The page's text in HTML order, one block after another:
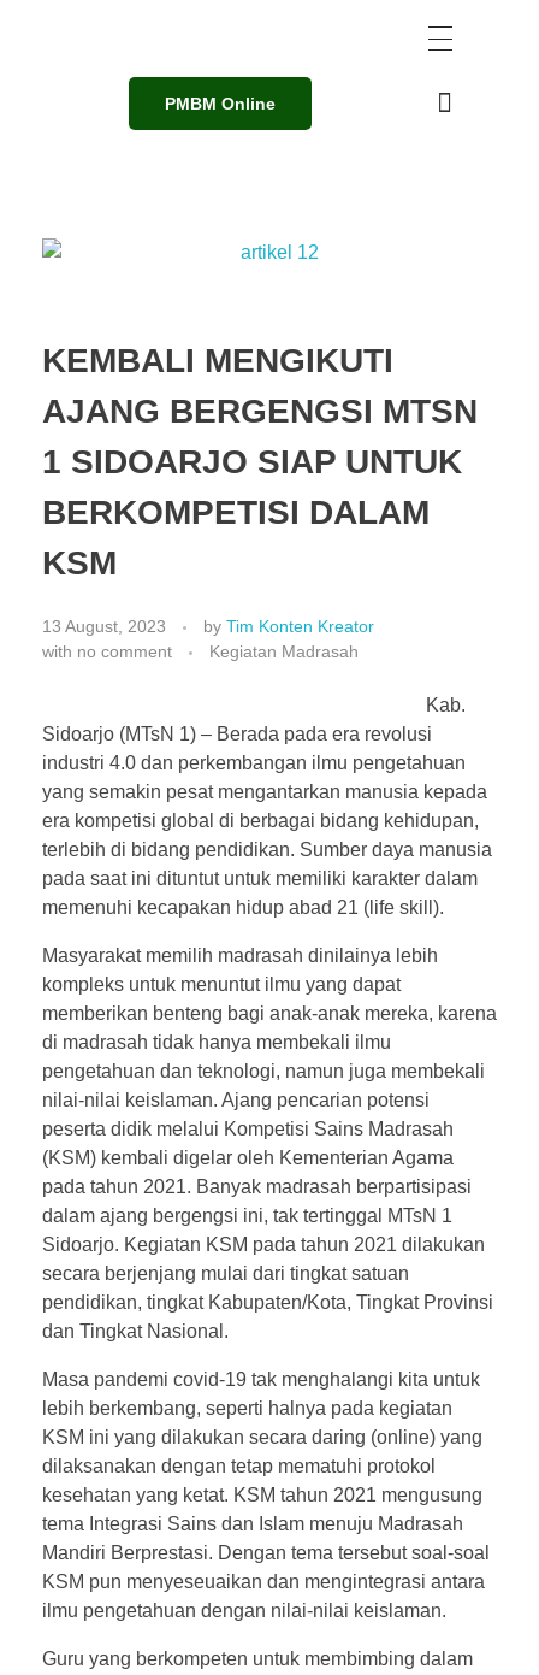
PMBM Online
KEMBALI MENGIKUTI
AJANG BERGENGSI MTSN
1 SIDOARJO SIAP UNTUK
BERKOMPETISI DALAM
KSM
13 August, 2023 by Tim Konten Kreator
with no comment Kegiatan Madrasah
Kab.
Sidoarjo (MTsN 1) – Berada pada era revolusi
industri 4.0 dan perkembangan ilmu pengetahuan
yang semakin pesat mengantarkan manusia kepada
era kompetisi global di berbagai bidang kehidupan,
terlebih di bidang pendidikan. Sumber daya manusia
pada saat ini dituntut untuk memiliki karakter dalam
memenuhi kecapakan hidup abad 21 (life skill).
Masyarakat memilih madrasah dinilainya lebih
kompleks untuk menuntut ilmu yang dapat
memberikan benteng bagi anak-anak mereka, karena
di madrasah tidak hanya membekali ilmu
pengetahuan dan teknologi, namun juga membekali
nilai-nilai keislaman. Ajang pencarian potensi
peserta didik melalui Kompetisi Sains Madrasah
(KSM) kembali digelar oleh Kementerian Agama
pada tahun 2021. Banyak madrasah berpartisipasi
dalam ajang bergengsi ini, tak tertinggal MTsN 1
Sidoarjo. Kegiatan KSM pada tahun 2021 dilakukan
secara berjenjang mulai dari tingkat satuan
pendidikan, tingkat Kabupaten/Kota, Tingkat Provinsi
dan Tingkat Nasional.
Masa pandemi covid-19 tak menghalangi kita untuk
lebih berkembang, seperti halnya pada kegiatan
KSM ini yang dilakukan secara daring (online) yang
dilaksanakan dengan tetap mematuhi protokol
kesehatan yang ketat. KSM tahun 2021 mengusung
tema Integrasi Sains dan Islam menuju Madrasah
Mandiri Berprestasi. Dengan tema tersebut soal-soal
KSM pun menyeseuaikan dan mengintegrasi antara
ilmu pengetahuan dengan nilai-nilai keislaman.
Guru yang berkompeten untuk membimbing dalam